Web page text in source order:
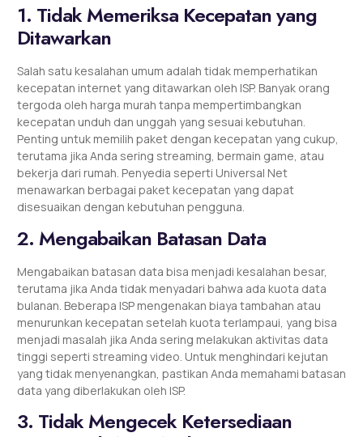
1. Tidak Memeriksa Kecepatan yang
Ditawarkan
Salah satu kesalahan umum adalah tidak memperhatikan
kecepatan internet yang ditawarkan oleh ISP. Banyak orang
tergoda oleh harga murah tanpa mempertimbangkan
kecepatan unduh dan unggah yang sesuai kebutuhan.
Penting untuk memilih paket dengan kecepatan yang cukup,
terutama jika Anda sering streaming, bermain game, atau
bekerja dari rumah. Penyedia seperti Universal Net
menawarkan berbagai paket kecepatan yang dapat
disesuaikan dengan kebutuhan pengguna.
2. Mengabaikan Batasan Data
Mengabaikan batasan data bisa menjadi kesalahan besar,
terutama jika Anda tidak menyadari bahwa ada kuota data
bulanan. Beberapa ISP mengenakan biaya tambahan atau
menurunkan kecepatan setelah kuota terlampaui, yang bisa
menjadi masalah jika Anda sering melakukan aktivitas data
tinggi seperti streaming video. Untuk menghindari kejutan
yang tidak menyenangkan, pastikan Anda memahami batasan
data yang diberlakukan oleh ISP.
3. Tidak Mengecek Ketersediaan